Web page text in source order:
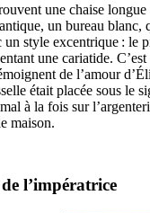
une chaise longue
un bureau blanc,
un style excentrique : le
une cariatide. C’est
de l’amour
était placée sous le
à la fois sur
maison.
l’impératrice